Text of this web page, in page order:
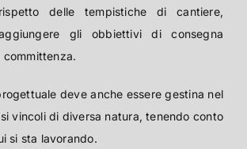
delle tempistiche di cantiere,
gli obbiettivi di consegna
committenza.
deve anche essere gestina nel
vincoli di diversa natura, tenendo conto
si sta lavorando.